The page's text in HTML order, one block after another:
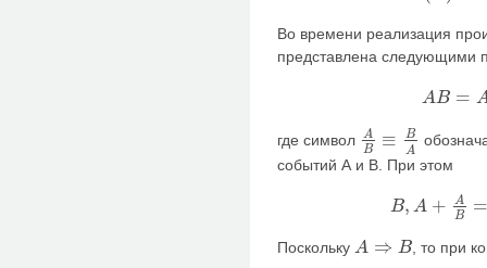
Во времени реализация
представлена следующими
AB =
AB=A ,B+ B,
где символ A
B
≡
B
A
AB ≡BA
событий А и В. При этом
B, A +
A
B
B,A +A B=A B− A,
Поскольку A ⇒ B
A⇒ B , то при